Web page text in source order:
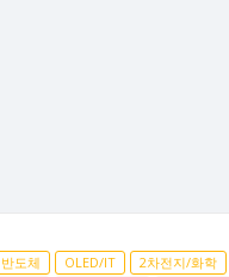
반도체 OLED/IT 2차전지/화학